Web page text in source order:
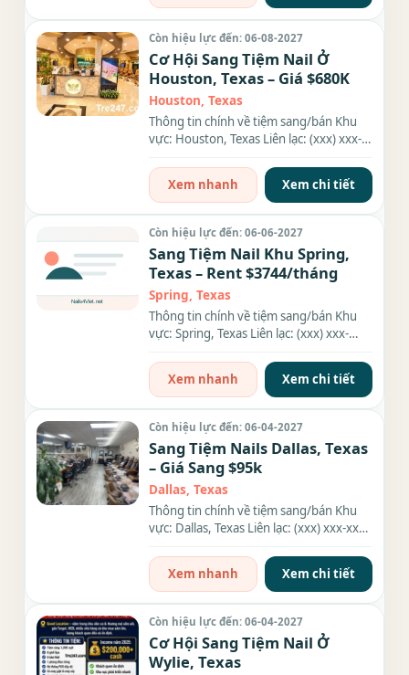
Còn hiệu lực đến: 06-08-2027
Cơ Hội Sang Tiệm Nail Ở
Houston, Texas – Giá $680K
Houston, Texas
Thông tin chính về tiệm sang/bán Khu
vực: Houston, Texas Liên lạc: (xxx) xxx-
Xem nhanh
Xem chi tiết
Còn hiệu lực đến: 06-06-2027
Sang Tiệm Nail Khu Spring,
Texas – Rent $3744/tháng
Spring, Texas
Thông tin chính về tiệm sang/bán Khu
vực: Spring, Texas Liên lạc: (xxx) xxx-
Xem nhanh
Xem chi tiết
Còn hiệu lực đến: 06-04-2027
Sang Tiệm Nails Dallas, Texas
– Giá Sang $95k
Dallas, Texas
Thông tin chính về tiệm sang/bán Khu
vực: Dallas, Texas Liên lạc: (xxx) xxx-xxxx
Xem nhanh
Xem chi tiết
Còn hiệu lực đến: 06-04-2027
Cơ Hội Sang Tiệm Nail Ở
Wylie, Texas